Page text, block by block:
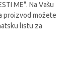
ME". Na Vašu
proizvod možete
listu za